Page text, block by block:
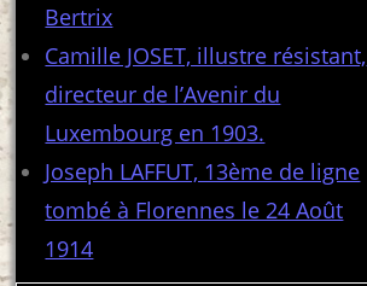
Bertrix
Camille JOSET, illustre résistant,
directeur de l’Avenir du
Luxembourg en 1903.
Joseph LAFFUT, 13ème de ligne
tombé à Florennes le 24 Août
1914